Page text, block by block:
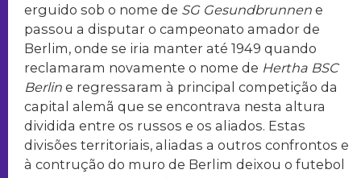
erguido sob o nome de SG Gesundbrunnen e
passou a disputar o campeonato amador de
Berlim, onde se iria manter até 1949 quando
reclamaram novamente o nome de Hertha BSC
Berlin e regressaram à principal competição da
capital alemã que se encontrava nesta altura
dividida entre os russos e os aliados. Estas
divisões territoriais, aliadas a outros confrontos e
à contrução do muro de Berlim deixou o futebol